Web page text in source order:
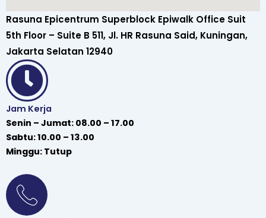
Rasuna Epicentrum Superblock Epiwalk Office Suit
5th Floor – Suite B 511, Jl. HR Rasuna Said, Kuningan,
Jakarta Selatan 12940
Jam Kerja
Senin – Jumat: 08.00 – 17.00
Sabtu: 10.00 – 13.00
Minggu: Tutup